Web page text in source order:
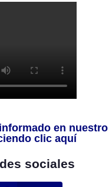
en nuestro
clic aquí
sociales